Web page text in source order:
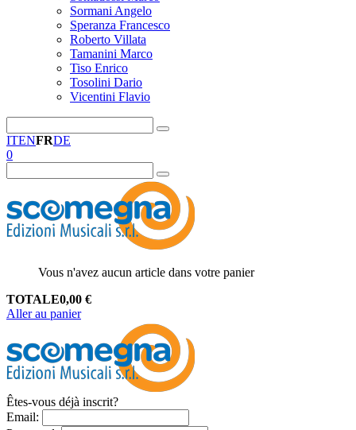
Sormani Angelo
Speranza Francesco
Roberto Villata
Tamanini Marco
Tiso Enrico
Tosolini Dario
Vicentini Flavio
ITENFRDE
0
Vous n'avez aucun article dans votre panier
TOTALE0,00 €
Aller au panier
Êtes-vous déjà inscrit?
Email: